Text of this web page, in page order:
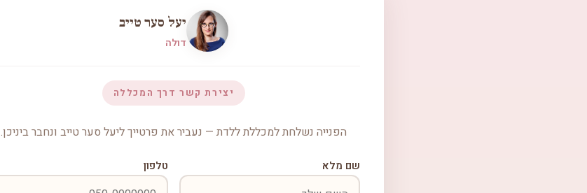
יעל סער טייב
דולה
יצירת קשר דרך המכללה
הפנייה נשלחת למכללת ללדת — נעביר את פרטייך ליעל סער טייב ונחבר ביניכן.
שם מלא טלפון